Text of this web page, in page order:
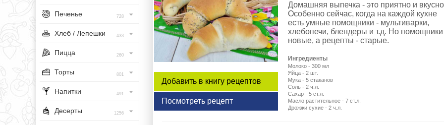
Печенье 728
Хлеб / Лепешки 433
Пицца 260
Торты 801
Напитки 491
Десерты 1256
Добавить в книгу рецептов
Посмотреть рецепт
Домашняя выпечка - это приятно и
Особенно сейчас, когда на каждой кухне
есть умные помощники - мультиварки,
хлебопечи, блендеры и т.д. Но помощники
новые, а рецепты - старые.
Ингредиенты
Молоко - 300 мл
Яйца - 2 шт.
Мука - 5 стаканов
Соль - 2 ч.л.
Сахар - 5 ст.л.
Масло растительное - 7 ст.л.
Дрожжи сухие - 2 ч.л.